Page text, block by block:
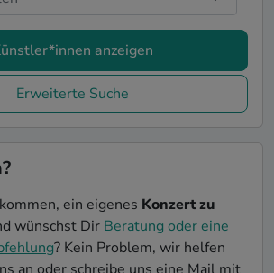
anzeigen
Erweiterte Suche
ein eigenes Konzert zu
wünschst Dir Beratung oder eine
? Kein Problem, wir helfen